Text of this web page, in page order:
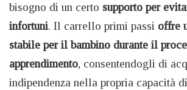
bisogno di un certo supporto per
infortuni. Il carrello primi passi offre
stabile per il bambino durante il
apprendimento, consentendogli di
indipendenza nella propria capacità